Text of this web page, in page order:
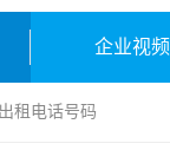
企业视频
租电话号码